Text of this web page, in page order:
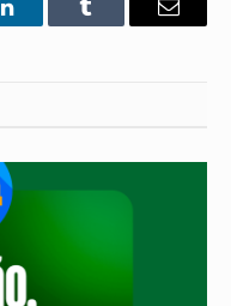
LinkedInTumblr
E-